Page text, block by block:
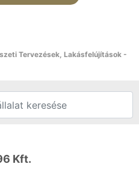
Tervezések, Lakásfelújítások -
Kft.